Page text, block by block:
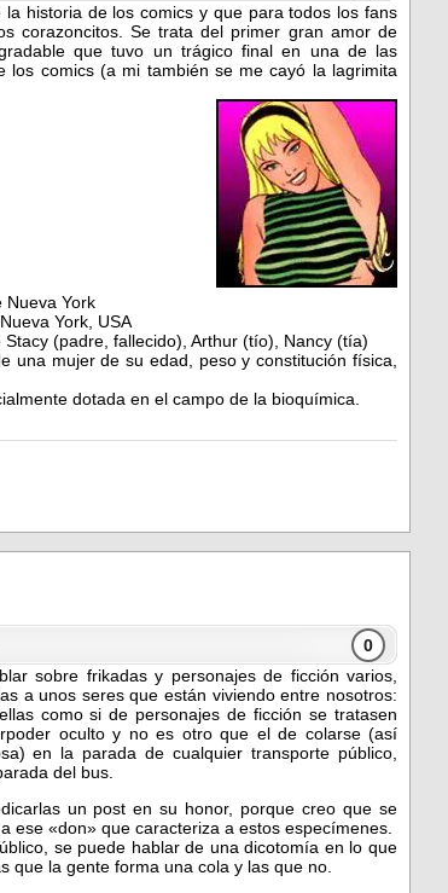
historia de los comics y que para todos los fans
corazoncitos. Se trata del primer gran amor de
que tuvo un trágico final en una de las
los comics (a mi también se me cayó la lagrimita
Nueva York
York, USA
(padre, fallecido), Arthur (tío), Nancy (tía)
una mujer de su edad, peso y constitución física,
dotada en el campo de la bioquímica.
0
sobre frikadas y personajes de ficción varios,
a unos seres que están viviendo entre nosotros:
como si de personajes de ficción se tratasen
oculto y no es otro que el de colarse (así
en la parada de cualquier transporte público,
del bus.
un post en su honor, porque creo que se
ese «don» que caracteriza a estos especímenes.
se puede hablar de una dicotomía en lo que
que la gente forma una cola y las que no.